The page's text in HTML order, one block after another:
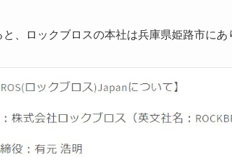
、ロックブロスの本社は兵庫県姫路市にあ